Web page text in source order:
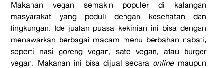
Makanan vegan semakin populer di kalangan
masyarakat yang peduli dengan kesehatan dan
lingkungan. Ide jualan puasa kekinian ini bisa dengan
menawarkan berbagai macam menu berbahan nabati,
seperti nasi goreng vegan, sate vegan, atau burger
vegan. Makanan ini bisa dijual secara online maupun